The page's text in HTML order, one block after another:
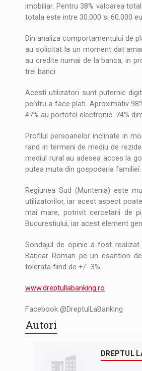
imobiliar. Pentru 38% valoarea
totala este intre 30.000 si 60.000
Din analiza comportamentului de
au solicitat la un moment dat
au credite numai de la banca, in
trei banci.
Acesti utilizatori sunt puternic
pentru a face plati. Aproximativ
47% au portofel electronic. 74%
Profilul persoanelor inclinate in
rand in termeni de mediu de
mediul rural au adesea acces la
putea muta din gospodaria familiei.
Regiunea Sud (Muntenia) este
utilizatorilor, iar acest aspect
mai mare, potrivit cercetarii de
Bucurestiului, iar acest element
Sondajul de opinie a fost
Bancar Roman pe un esantion
tolerata fiind de +/- 3%.
www.dreptullabanking.ro
Facebook @DreptulLaBanking
Autori
DREPTUL